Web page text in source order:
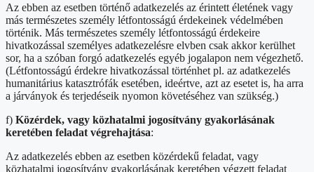
Az ebben az esetben történő adatkezelés az érintett életének vagy
más természetes személy létfontosságú érdekeinek védelmében
történik. Más természetes személy létfontosságú érdekeire
hivatkozással személyes adatkezelésre elvben csak akkor kerülhet
sor, ha a szóban forgó adatkezelés egyéb jogalapon nem végezhető.
(Létfontosságú érdekre hivatkozással történhet pl. az adatkezelés
humanitárius katasztrófák esetében, ideértve, azt az esetet is, ha arra
a járványok és terjedéseik nyomon követéséhez van szükség.)
f) Közérdek, vagy közhatalmi jogosítvány gyakorlásának
keretében feladat végrehajtása:
Az adatkezelés ebben az esetben közérdekű feladat, vagy
közhatalmi jogosítvány gyakorlásának keretében végzett feladat